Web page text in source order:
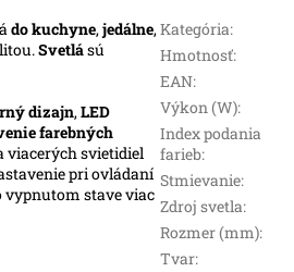
do kuchyne, jedálne,
Svetlású
dizajn, LED
farebných
viacerých svietidiel
pri ovládaní
vypnutom stave viac
Kategória:
Hmotnosť:
EAN:
Výkon (W):
Index podania
farieb:
Stmievanie:
Zdroj svetla:
Rozmer (mm):
Tvar: